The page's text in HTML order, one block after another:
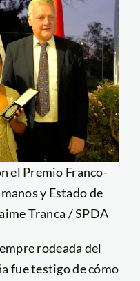
el Premio Franco-
y Estado de
Tranca / SPDA
rodeada del
fue testigo de cómo